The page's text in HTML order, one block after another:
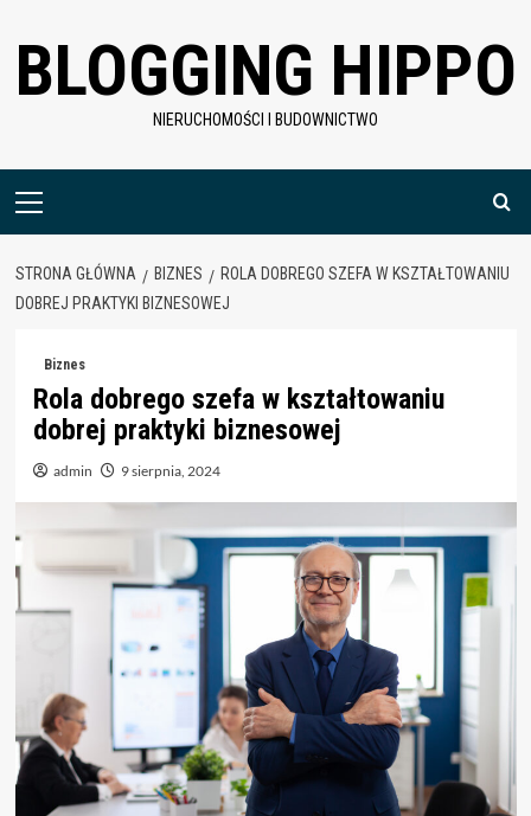
content
BLOGGING HIPPO
NIERUCHOMOŚCI I BUDOWNICTWO
Menu
STRONA GŁÓWNA BIZNES
ROLA DOBREGO SZEFA W KSZTAŁTOWANIU
DOBREJ PRAKTYKI BIZNESOWEJ
Biznes
Rola dobrego szefa w kształtowaniu
dobrej praktyki biznesowej
admin 9 sierpnia, 2024